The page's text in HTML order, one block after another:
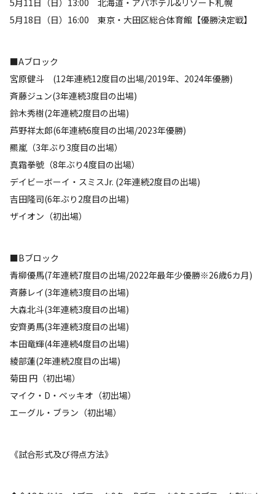
5月11日（日）13:00 北海道・アパホテル&リゾート札幌
5月18日（日）16:00 東京・大田区総合体育館【優勝決定戦】
■Aブロック
宮原健斗 (12年連続12度目の出場/2019年、2024年優勝)
斉藤ジュン(3年連続3度目の出場)
鈴木秀樹(2年連続2度目の出場)
芦野祥太郎(6年連続6度目の出場/2023年優勝)
羆嵐（3年ぶり3度目の出場）
真霜拳號（8年ぶり4度目の出場）
デイビーボーイ・スミスJr. (2年連続2度目の出場)
吉田隆司(6年ぶり2度目の出場)
ザイオン（初出場）
■Bブロック
青柳優馬(7年連続7度目の出場/2022年最年少優勝※26歳6カ月)
斉藤レイ(3年連続3度目の出場)
大森北斗(3年連続3度目の出場)
安齊勇馬(3年連続3度目の出場)
本田竜輝(4年連続4度目の出場)
綾部蓮(2年連続2度目の出場)
菊田 円（初出場）
マイク・D・ベッキオ（初出場）
エーグル・ブラン（初出場）
《試合形式及び得点方法》